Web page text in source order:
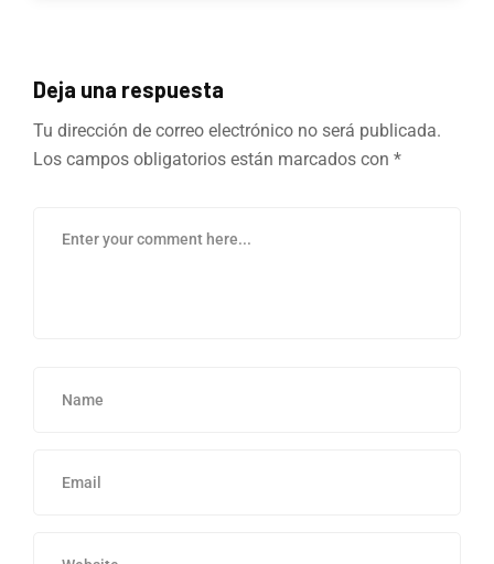
Deja una respuesta
Tu dirección de correo electrónico no será publicada.
Los campos obligatorios están marcados con *